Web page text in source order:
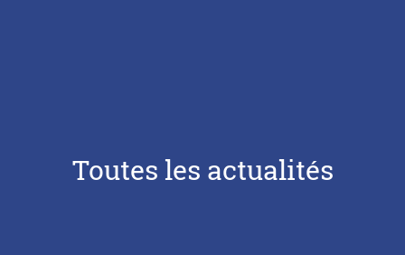
Toutes les actualités